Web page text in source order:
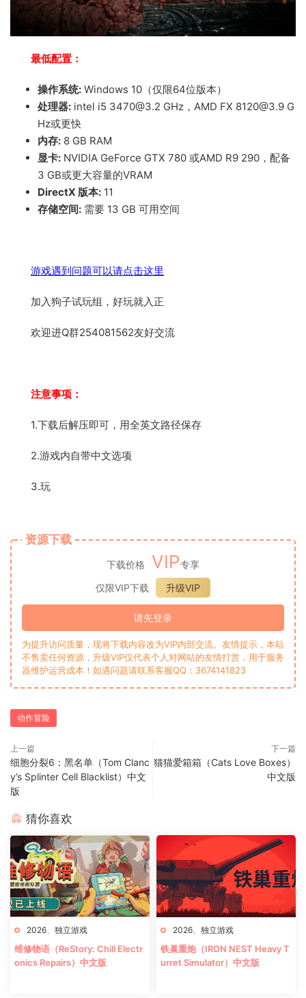
最低配置：
操作系统: Windows 10（仅限64位版本）
处理器: intel i5 3470@3.2 GHz，AMD FX 8120@3.9 G
Hz或更快
内存: 8 GB RAM
显卡: NVIDIA GeForce GTX 780 或AMD R9 290，配备
3 GB或更大容量的VRAM
DirectX 版本: 11
存储空间: 需要 13 GB 可用空间
游戏遇到问题可以请点击这里
加入狗子试玩组，好玩就入正
欢迎进Q群254081562友好交流
注意事项：
1.下载后解压即可，用全英文路径保存
2.游戏内自带中文选项
3.玩
资源下载
下载价格 VIP专享
仅限VIP下载
升级VIP
请先登录
为提升访问质量，现将下载内容改为VIP内部交流。友情提示，本站
不售卖任何资源，升级VIP仅代表个人对网站的友情打赏，用于服务
器维护运营成本！如遇问题请联系客服QQ：3674141823
动作冒险
上一篇
细胞分裂6：黑名单（Tom Clanc
y’s Splinter Cell Blacklist）中文
版
下一篇
猫猫爱箱箱（Cats Love Boxes）
中文版
猜你喜欢
2026 独立游戏
维修物语（ReStory: Chill Electr
onics Repairs）中文版
2026 独立游戏
铁巢重炮（IRON NEST Heavy T
urret Simulator）中文版